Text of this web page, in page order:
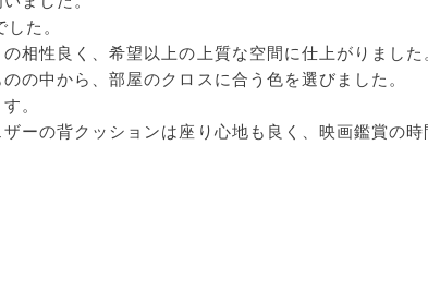
た。
相性良く、希望以上の上質な空間に仕上がりました
の中から、部屋のクロスに合う色を選びました。
。
ーの背クッションは座り心地も良く、映画鑑賞の時